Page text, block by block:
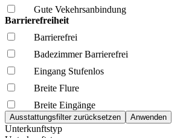
Gute Vekehrsanbindung
Barrierefreiheit
Barrierefrei
Badezimmer Barrierefrei
Eingang Stufenlos
Breite Flure
Breite Eingänge
Unterkunftstyp